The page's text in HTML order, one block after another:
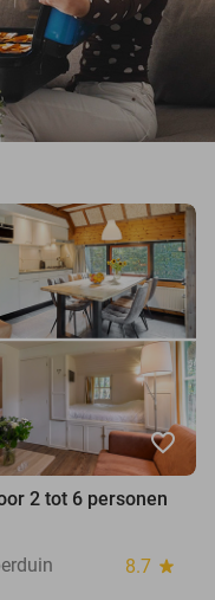
favorite_border
2 tot 6 personen
8.7 star